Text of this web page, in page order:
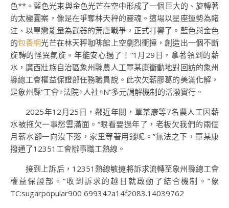
色**。藍色光束與金色光芒在空中形成了一個巨大的、旋轉著
的太極圖案，像是在爭奪林天秤的靈魂。這場以星座運勢為賭
注、以單戀能量為武器的荒唐戰爭，正式打響了。藍色與金色
的包養網光芒在林天秤咖啡館上空劇烈衝撞，創造出一個不斷
旋轉的怪異氣旋。年能安心過了！”1月29日，拿著領到的薪
水，廣西壯族自治區象州縣農人工覃某康衝動地對回訪的象州
縣總工會權益保證部任務職員說。此次欠薪膠葛的美滿化解，
是象州縣“工會+法院+人社+N”多元調解機制的活潑實行。
2025年12月25日，鄰近年關，覃某康等7名農人工因薪
水被拖欠一事愁雲滿面。“眼看要過年了，老板欠我們的兩個
月薪水卻一向沒下落，家里等著用錢呢。”無法之下，覃某康
撥通了12351工會辦事職工熱線。
接到上訴后，12351熱線敏捷將訴求流轉至象州縣總工會
權益保證部。“收到訴求的越日就啟動了結合機制。”象
TC:sugarpopular900 699342a14f2083.14039762